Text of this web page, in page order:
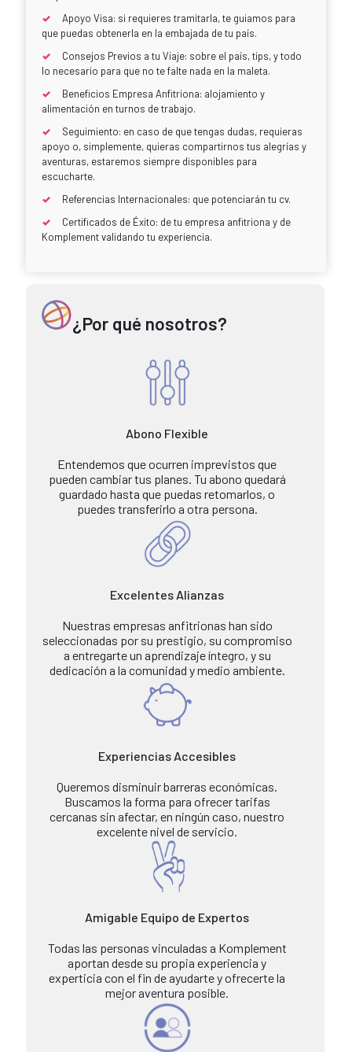
Apoyo Visa: si requieres tramitarla, te guiamos para
que puedas obtenerla en la embajada de tu país.
Consejos Previos a tu Viaje: sobre el país, tips, y todo
lo necesario para que no te falte nada en la maleta.
Beneficios Empresa Anfitriona: alojamiento y
alimentación en turnos de trabajo.
Seguimiento: en caso de que tengas dudas, requieras
apoyo o, simplemente, quieras compartirnos tus alegrías y
aventuras, estaremos siempre disponibles para
escucharte.
Referencias Internacionales: que potenciarán tu cv.
Certificados de Éxito: de tu empresa anfitriona y de
Komplement validando tu experiencia.
¿Por qué nosotros?
Abono Flexible
Entendemos que ocurren imprevistos que
pueden cambiar tus planes. Tu abono quedará
guardado hasta que puedas retomarlos, o
puedes transferirlo a otra persona.
Excelentes Alianzas
Nuestras empresas anfitrionas han sido
seleccionadas por su prestigio, su compromiso
a entregarte un aprendizaje íntegro, y su
dedicación a la comunidad y medio ambiente.
Experiencias Accesibles
Queremos disminuir barreras económicas.
Buscamos la forma para ofrecer tarifas
cercanas sin afectar, en ningún caso, nuestro
excelente nivel de servicio.
Amigable Equipo de Expertos
Todas las personas vinculadas a Komplement
aportan desde su propia experiencia y
experticia con el fin de ayudarte y ofrecerte la
mejor aventura posible.